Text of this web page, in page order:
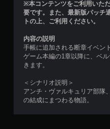
※本コンテンツをご利用いた
要です。また、最新版パッチ
トの上、ご利用ください。
内容の説明
手帳に追加される断章イベン
ゲーム本編の1章以降に、ベ
きます。
＜シナリオ説明＞
アンチ・ヴァルキュリア部隊
の結成にまつわる物語。